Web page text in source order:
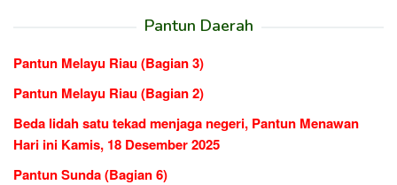
Pantun Daerah
Pantun Melayu Riau (Bagian 3)
Pantun Melayu Riau (Bagian 2)
Beda lidah satu tekad menjaga negeri, Pantun Menawan
Hari ini Kamis, 18 Desember 2025
Pantun Sunda (Bagian 6)